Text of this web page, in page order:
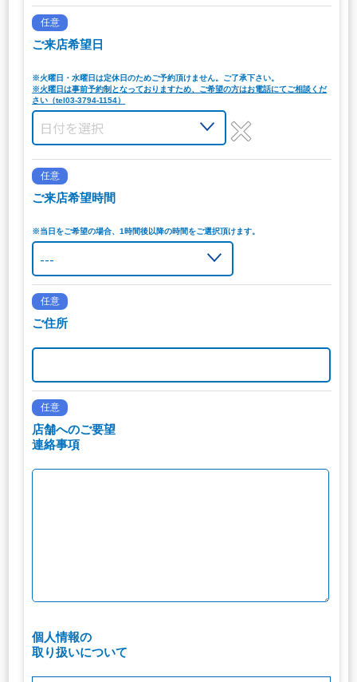
任意
ご来店希望日
※火曜日・水曜日は定休日のためご予約頂けません。ご了承下さい。
※火曜日は事前予約制となっておりますため、ご希望の方はお電話にてご相談くだ
さい（tel03-3794-1154）
任意
ご来店希望時間
※当日をご希望の場合、1時間後以降の時間をご選択頂けます。
任意
ご住所
任意
店舗へのご要望
連絡事項
個人情報の
取り扱いについて